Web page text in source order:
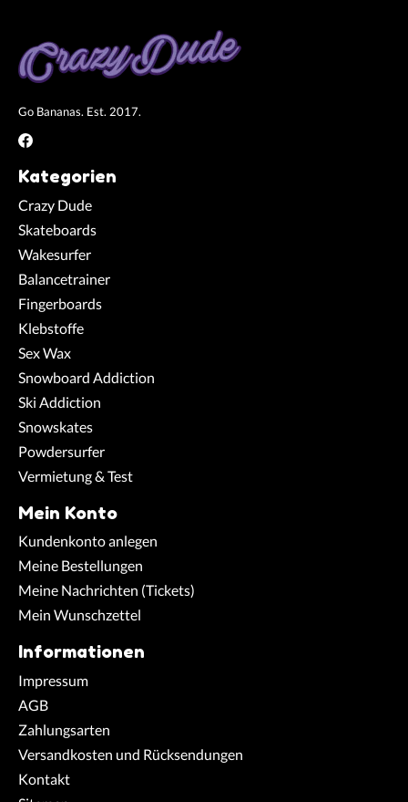
Go Bananas. Est. 2017.
Kategorien
Crazy Dude
Skateboards
Wakesurfer
Balancetrainer
Fingerboards
Klebstoffe
Sex Wax
Snowboard Addiction
Ski Addiction
Snowskates
Powdersurfer
Vermietung & Test
Mein Konto
Kundenkonto anlegen
Meine Bestellungen
Meine Nachrichten (Tickets)
Mein Wunschzettel
Informationen
Impressum
AGB
Zahlungsarten
Versandkosten und Rücksendungen
Kontakt